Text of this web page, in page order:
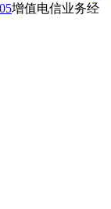
增值电信业务经